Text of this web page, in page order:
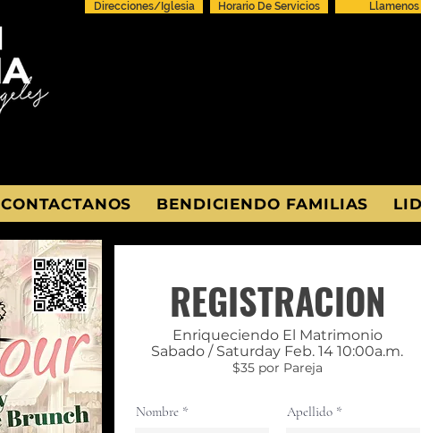
Direcciones/Iglesia Horario De Servicios Llamenos
CONTACTANOS BENDICIENDO FAMILIAS
REGISTRACION
Enriqueciendo El Matrimonio
Sabado / Saturday Feb. 14 10:00a.m.
$35 por Pareja
Nombre Apellido